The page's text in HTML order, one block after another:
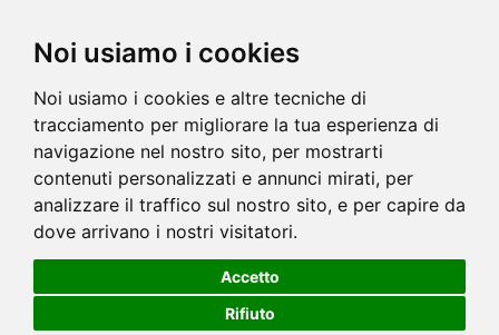
Noi usiamo i cookies
Noi usiamo i cookies e altre tecniche di
tracciamento per migliorare la tua esperienza di
navigazione nel nostro sito, per mostrarti
contenuti personalizzati e annunci mirati, per
analizzare il traffico sul nostro sito, e per capire da
dove arrivano i nostri visitatori.
Accetto
Rifiuto